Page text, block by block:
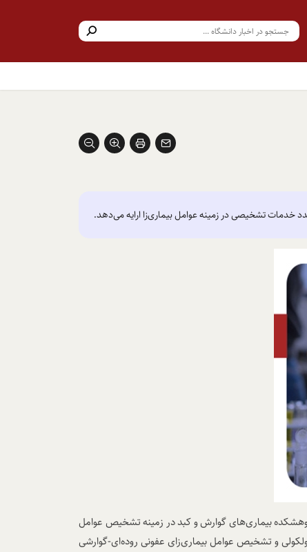
خدمات تشخیصی در زمینه عوامل بیماری‌زا ارایه می‌دهد.
بیماری‌های گوارش و کبد در زمینه تشخیص عوامل
و تشخیص عوامل بیماری‌زای عفونی روده‌ای-گوارشی